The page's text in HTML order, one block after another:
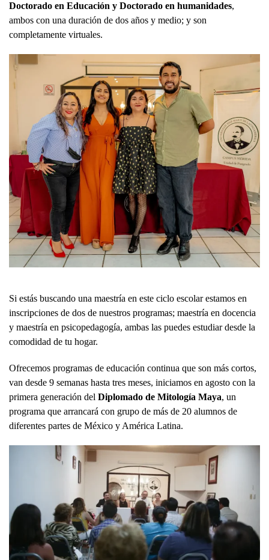
Doctorado en Educación y Doctorado en humanidades,
ambos con una duración de dos años y medio; y son
completamente virtuales.
Si estás buscando una maestría en este ciclo escolar estamos en
inscripciones de dos de nuestros programas; maestría en docencia
y maestría en psicopedagogía, ambas las puedes estudiar desde la
comodidad de tu hogar.
Ofrecemos programas de educación continua que son más cortos,
van desde 9 semanas hasta tres meses, iniciamos en agosto con la
primera generación del Diplomado de Mitología Maya, un
programa que arrancará con grupo de más de 20 alumnos de
diferentes partes de México y América Latina.